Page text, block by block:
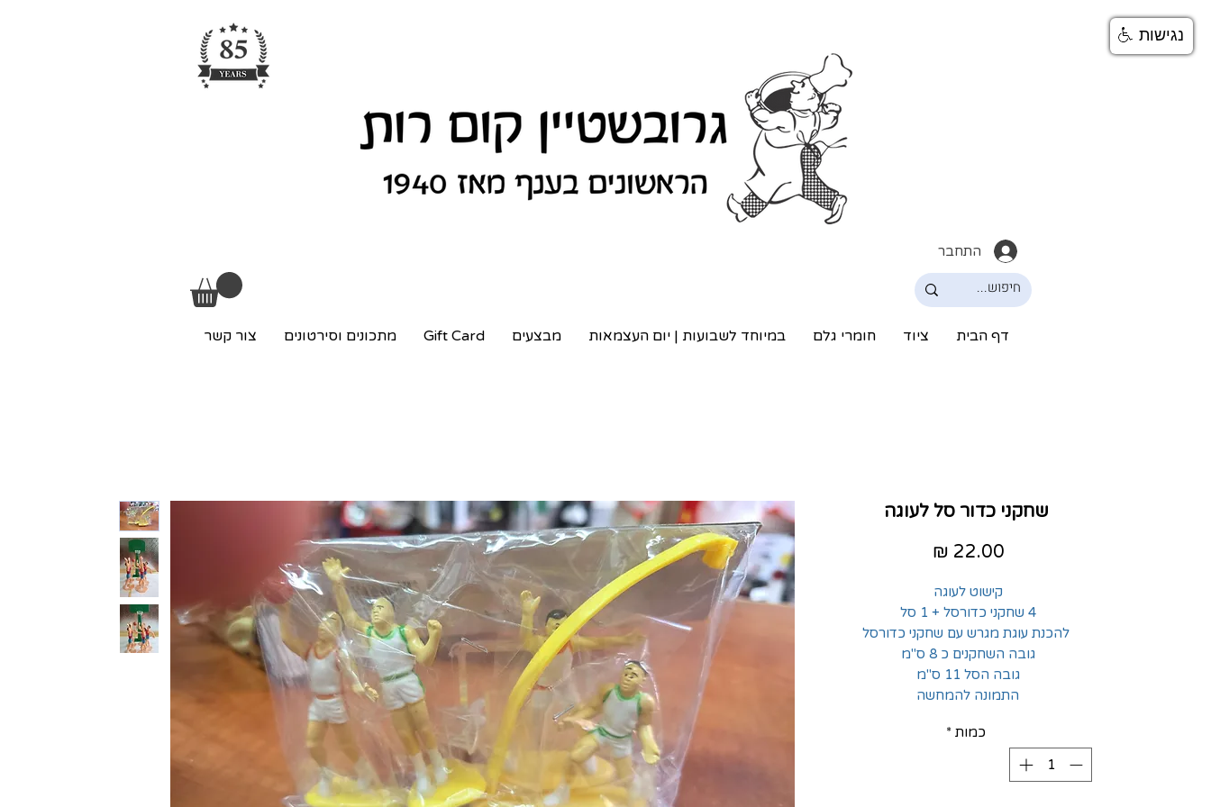
התחבר
דף הבית ציוד חומרי גלם במיוחד לשבועות | יום העצמאות מבצעים Gift Card מתכונים וסירטונים צור קשר
שחקני כדור סל לעוגה
קישוט לעוגה
4 שחקני כדורסל + 1 סל
להכנת עוגת מגרש עם שחקני כדורסל
גובה השחקנים כ 8 ס"מ
גובה הסל 11 ס"מ
התמונה להמחשה
כמות *
נגישות